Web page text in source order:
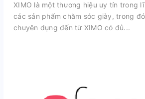
XIMO là một thương hiệu uy tín trong
các sản phẩm chăm sóc giày, trong
chuyên dụng đến từ XIMO có đủ...